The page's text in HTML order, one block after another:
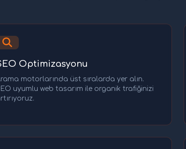
Optimizasyonu
motorlarında üst sıralarda yer alın.
uyumlu web tasarım ile organik trafiğinizi